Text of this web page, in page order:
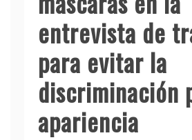
entrevista de
para evitar la
discriminación
apariencia